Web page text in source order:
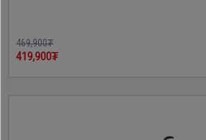
469,900₮
419,900₮